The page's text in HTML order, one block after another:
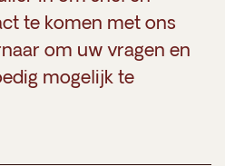
te komen met ons
om uw vragen en
mogelijk te